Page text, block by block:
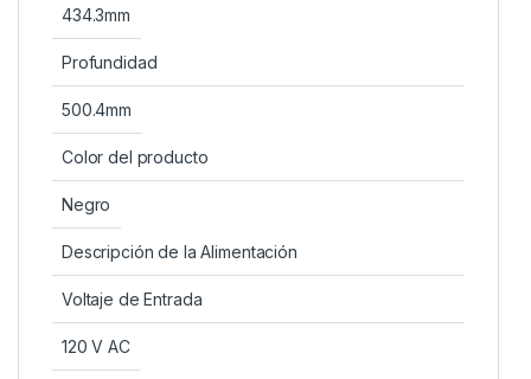
434.3mm
Profundidad
500.4mm
Color del producto
Negro
Descripción de la Alimentación
Voltaje de Entrada
120 V AC